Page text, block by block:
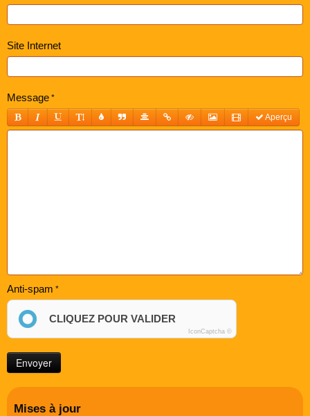
Site Internet
Message
Aperçu
Anti-spam
CLIQUEZ POUR VALIDER
IconCaptcha ©
Mises à jour